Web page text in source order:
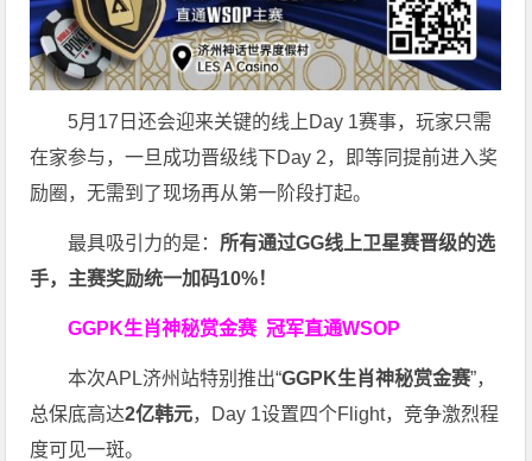
5月17日还会迎来关键的线上Day 1赛事，玩家只需
在家参与，一旦成功晋级线下Day 2，即等同提前进入奖
励圈，无需到了现场再从第一阶段打起。
最具吸引力的是： 所有通过GG线上卫星赛晋级的选
手，主赛奖励统一加码10%！
GGPK生肖神秘赏金赛冠军直通WSOP
本次APL济州站特别推出“GGPK生肖神秘赏金赛”，
总保底高达2亿韩元，Day 1设置四个Flight，竞争激烈程
度可见一斑。